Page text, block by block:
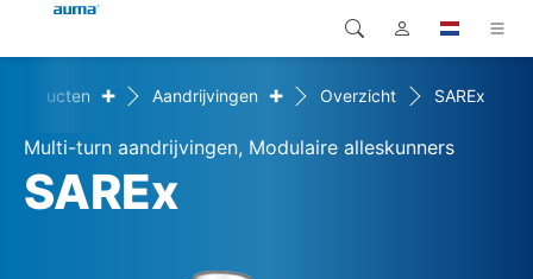
Producten
Oplossingen
Global
Europa
Zoekopdracht
Producten + Aandrijvingen + Overzicht SAREx
Multi-turn aandrijvingen, Modulaire alleskunners
SAREx